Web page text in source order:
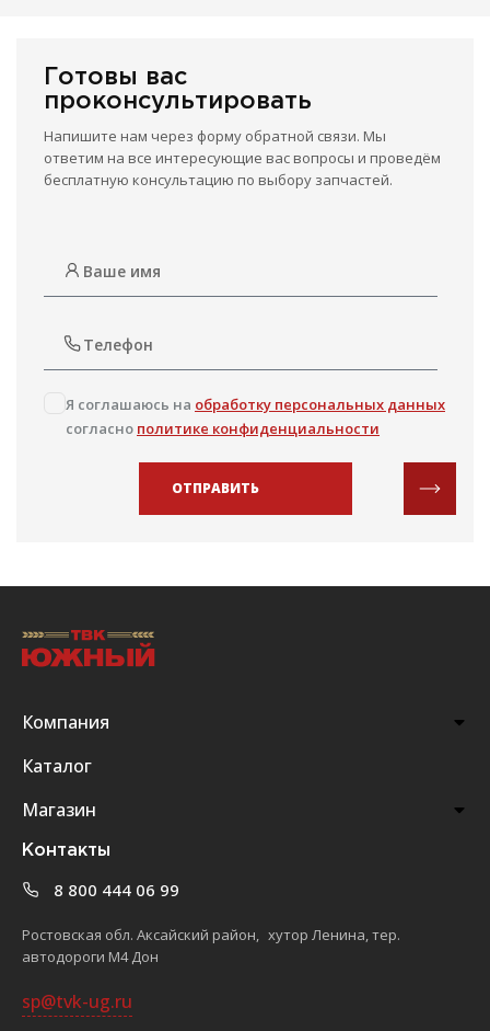
Готовы вас
проконсультировать
Напишите нам через форму обратной связи. Мы
ответим на все интересующие вас вопросы и проведём
бесплатную консультацию по выбору запчастей.
Я соглашаюсь на обработку персональных данных
согласно политике конфиденциальности
ОТПРАВИТЬ
Компания
Каталог
Магазин
Контакты
8 800 444 06 99
Ростовская обл. Аксайский район, хутор Ленина, тер.
автодороги М4 Дон
sp@tvk-ug.ru